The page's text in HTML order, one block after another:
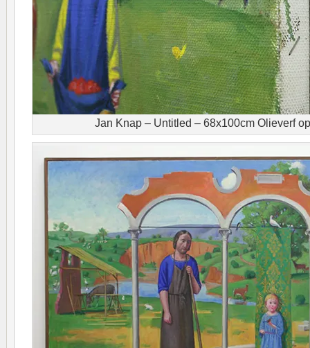
Jan Knap – Untitled – 68x100cm Olieverf